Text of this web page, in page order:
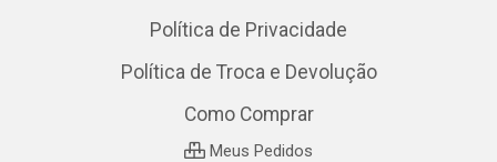
Política de Privacidade
Política de Troca e Devolução
Como Comprar
Meus Pedidos